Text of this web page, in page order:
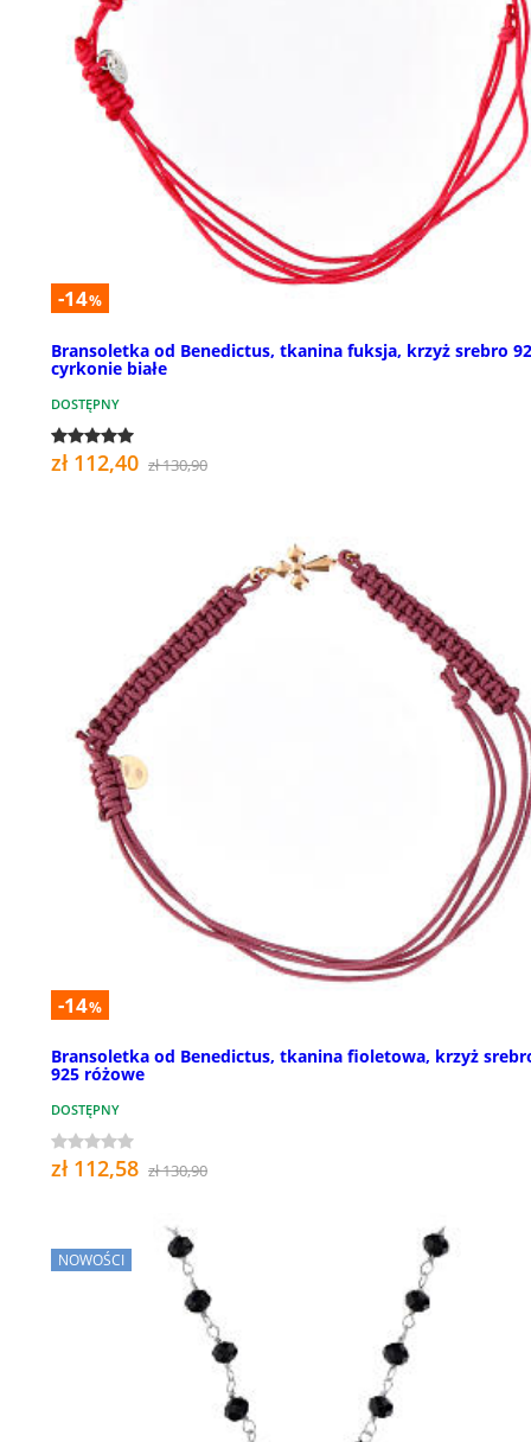
-14%
Bransoletka od Benedictus, tkanina fuksja, krzyż srebro
cyrkonie białe
DOSTĘPNY
zł 112,40 zł 130,90
-14%
Bransoletka od Benedictus, tkanina fioletowa, krzyż
925 różowe
DOSTĘPNY
zł 112,58 zł 130,90
NOWOŚCI